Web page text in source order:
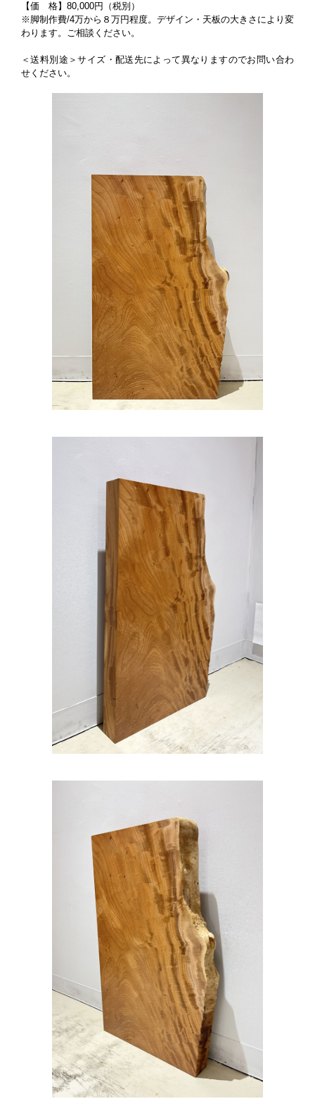
【価 格】80,000円（税別）
※脚制作費/4万から８万円程度。デザイン・天板の大きさにより変
わります。ご相談ください。
＜送料別途＞サイズ・配送先によって異なりますのでお問い合わ
せください。